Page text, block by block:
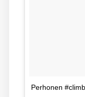
Perhonen